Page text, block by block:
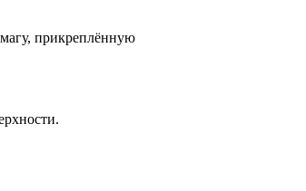
прикреплённую